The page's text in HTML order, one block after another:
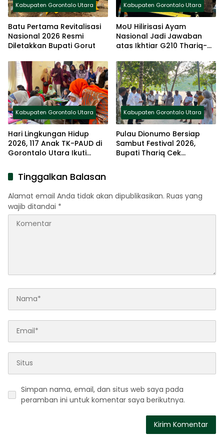
Kabupaten Gorontalo Utara
Batu Pertama Revitalisasi
Nasional 2026 Resmi
Diletakkan Bupati Gorut
Kabupaten Gorontalo Utara
MoU Hilirisasi Ayam
Nasional Jadi Jawaban
atas Ikhtiar G210 Thariq-
Kabupaten Gorontalo Utara
Hari Lingkungan Hidup
2026, 117 Anak TK-PAUD di
Gorontalo Utara Ikuti
Kabupaten Gorontalo Utara
Pulau Dionumo Bersiap
Sambut Festival 2026,
Bupati Thariq Cek
Tinggalkan Balasan
Alamat email Anda tidak akan dipublikasikan. Ruas yang
wajib ditandai *
Simpan nama, email, dan situs web saya pada
peramban ini untuk komentar saya berikutnya.